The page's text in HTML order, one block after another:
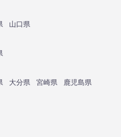
山口県
大分県 宮崎県
鹿児島県